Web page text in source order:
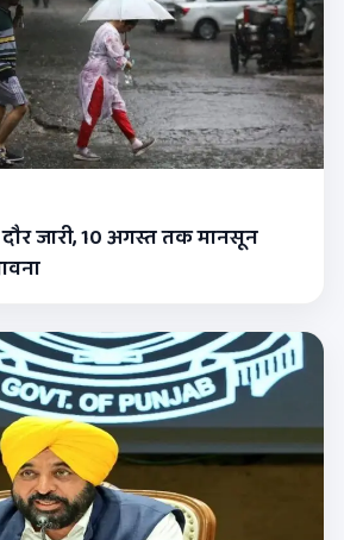
जारी, 10 अगस्त तक मानसून